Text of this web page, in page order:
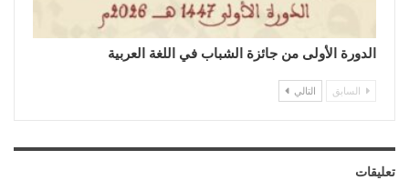
الدورة الأولى من جائزة الشباب في اللغة العربية
السابق التالي
تعليقات